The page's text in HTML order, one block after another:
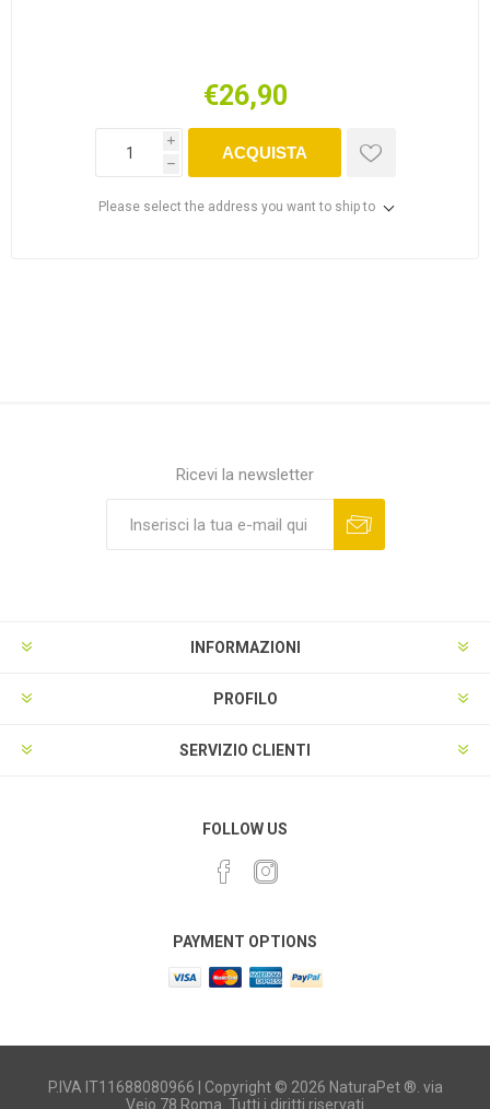
€26,90
i
h
ACQUISTA
Please select the address you want to ship to
Ricevi la newsletter
INFORMAZIONI
PROFILO
SERVIZIO CLIENTI
FOLLOW US
PAYMENT OPTIONS
P.IVA IT11688080966 | Copyright © 2026 NaturaPet ®. via
Veio 78 Roma. Tutti i diritti riservati